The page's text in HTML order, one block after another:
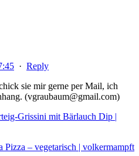
· Reply
sie mir gerne per Mail, ich
(vgraubaum@gmail.com)
Grissini mit Bärlauch Dip |
Pizza – vegetarisch | volkermampft